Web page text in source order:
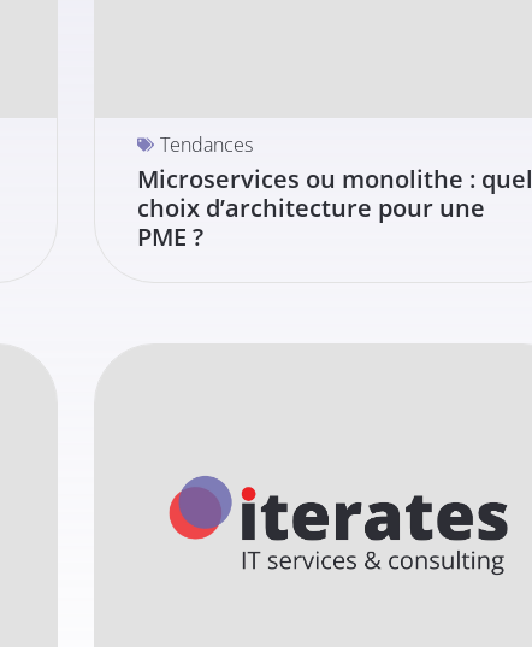
Tendances
Microservices ou monolithe : quel
choix d’architecture pour une
PME ?